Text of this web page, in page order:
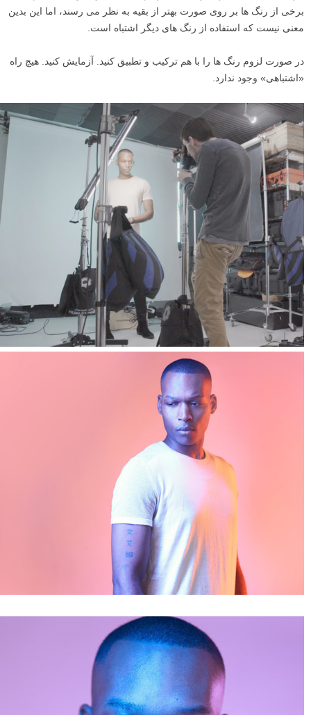
برخی از رنگ ها بر روی صورت بهتر از بقیه به نظر می رسند، اما این بدین
معنی نیست که استفاده از رنگ های دیگر اشتباه است.
در صورت لزوم رنگ ها را با هم ترکیب و تطبیق کنید. آزمایش کنید. هیچ راه
«اشتباهی» وجود ندارد.